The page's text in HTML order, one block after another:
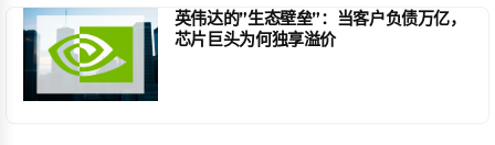
英伟达的”生态壁垒”：当客户负债万亿，
芯片巨头为何独享溢价